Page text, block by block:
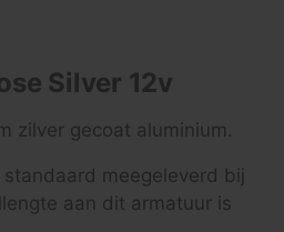
Silver 12v
zilver gecoat aluminium.
standaard meegeleverd bij
aan dit armatuur is